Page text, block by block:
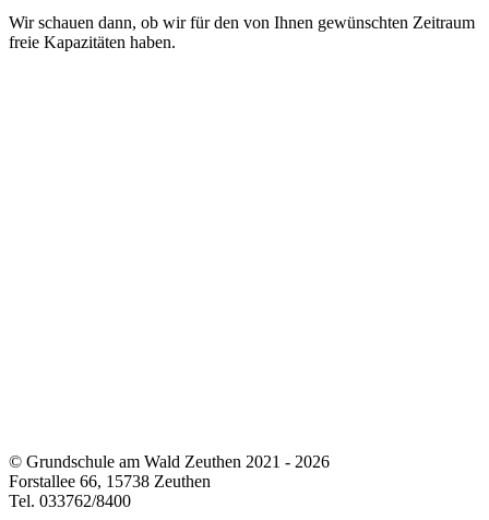
Wir schauen dann, ob wir für den von Ihnen gewünschten Zeitraum
freie Kapazitäten haben.
© Grundschule am Wald Zeuthen 2021 - 2026
Forstallee 66, 15738 Zeuthen
Tel. 033762/8400